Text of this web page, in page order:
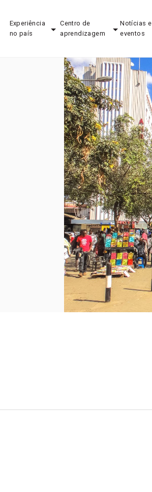
Experiência
no país
Centro de
aprendizagem
Notícias e
eventos